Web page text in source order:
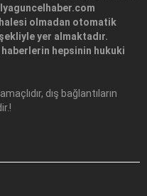
olmadan otomatik
yer almaktadır.
hepsinin hukuki
dış bağlantıların